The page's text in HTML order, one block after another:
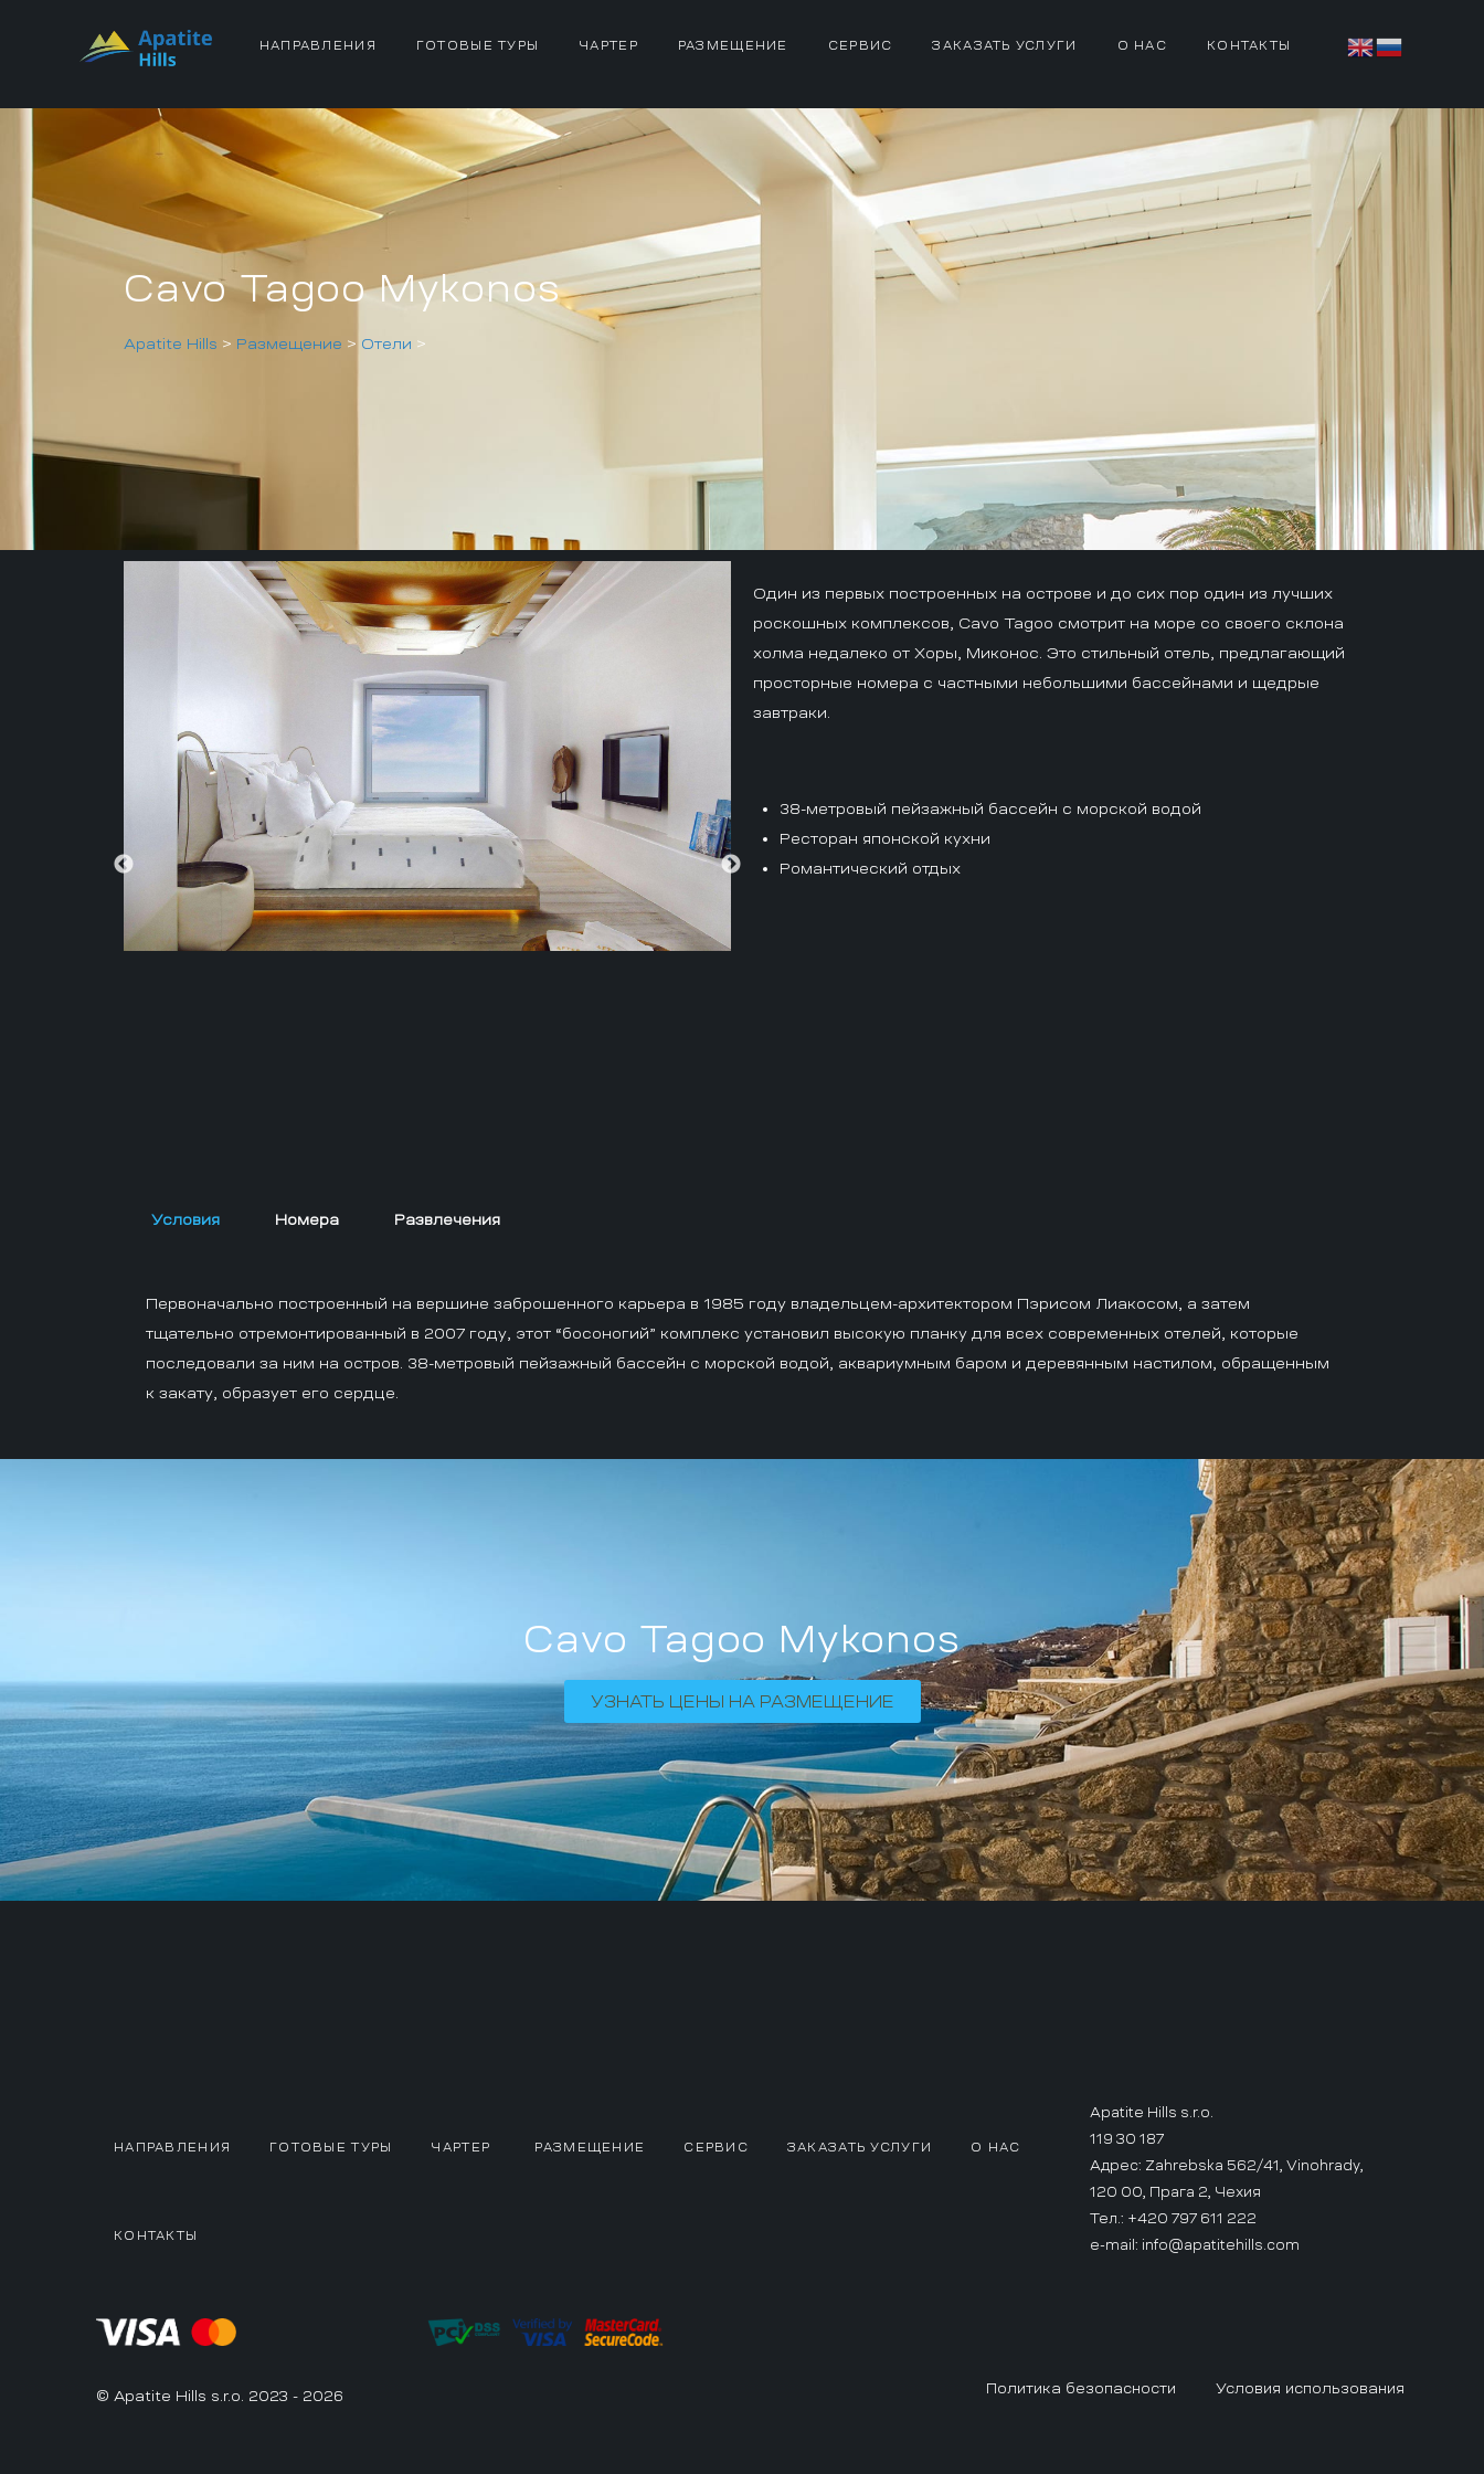
НАПРАВЛЕНИЯ ГОТОВЫЕ ТУРЫ ЧАРТЕР РАЗМЕЩЕНИЕ СЕРВИС ЗАКАЗАТЬ УСЛУГИ О НАС КОНТАКТЫ
Cavo Tagoo Mykonos
Apatite Hills > Размещение > Отели >
Один из первых построенных на острове и до сих пор один из лучших
роскошных комплексов, Cavo Tagoo смотрит на море со своего склона
холма недалеко от Хоры, Миконос. Это стильный отель, предлагающий
просторные номера с частными небольшими бассейнами и щедрые
завтраки.
38-метровый пейзажный бассейн с морской водой
Ресторан японской кухни
Романтический отдых
Условия Номера Развлечения
Первоначально построенный на вершине заброшенного карьера в 1985 году владельцем-архитектором Пэрисом Лиакосом, а затем
тщательно отремонтированный в 2007 году, этот “босоногий” комплекс установил высокую планку для всех современных отелей, которые
последовали за ним на остров. 38-метровый пейзажный бассейн с морской водой, аквариумным баром и деревянным настилом, обращенным
к закату, образует его сердце.
Cavo Tagoo Mykonos
УЗНАТЬ ЦЕНЫ НА РАЗМЕЩЕНИЕ
НАПРАВЛЕНИЯ ГОТОВЫЕ ТУРЫ ЧАРТЕР РАЗМЕЩЕНИЕ СЕРВИС ЗАКАЗАТЬ УСЛУГИ О НАС
КОНТАКТЫ
Apatite Hills s.r.o.
119 30 187
Адрес: Zahrebska 562/41, Vinohrady,
120 00, Прага 2, Чехия
Тел.: +420 797 611 222
e-mail: info@apatitehills.com
© Apatite Hills s.r.o. 2023 - 2026
Политика безопасности Условия использования